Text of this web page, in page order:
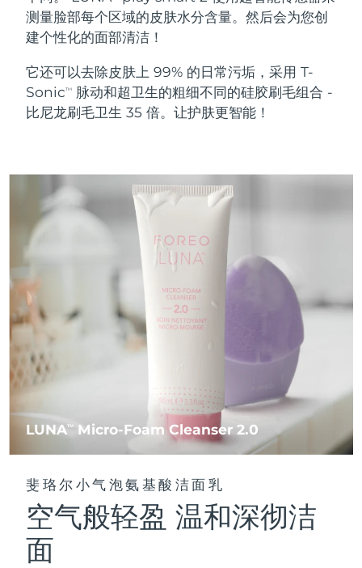
测量脸部每个区域的皮肤水分含量。然后会为您创
建个性化的面部清洁！
它还可以去除皮肤上 99% 的日常污垢，采用 T-
SonicTM
脉动和超卫生的粗细不同的硅胶刷毛组合 -
比尼龙刷毛卫生 35 倍。让护肤更智能！
LUNATM Micro-Foam Cleanser 2.0
斐珞尔小气泡氨基酸洁面乳
空气般轻盈 温和深彻洁
面
LUNA™ 4 套装
Anti-aging massage
LUNA™ 4 Plus
LUNA™ 4 Men
For men, anti-aging massage
LUNA™ 4 mini
For young skin, T-zone
LUNA™ 4 go
LUNA™ 护肤
Premium cleansers & balm
LUNA™ 设备
All facial cleansing devices
BEAR™ 2 套装
Microcurrent toning
BEAR™ 2 go
BEAR™ 2 eyes & lips
Microcurrent line smoothing device
面部提拉护理
Premium anti-aging skincare
BEAR™ 设备
补水保湿
UFO™ 3 套装
UFO™ 3 LED
Near-infrared and red light therapy
UFO™ 3 mini
Red light therapy device for young skin
Portable red light therapy
面膜
UFO™ 设备
口腔护理
issa™ 4
issa™ 4 plus
Smart hybrid silicone sonic toothbrush
issa™ 4 smile
Hybrid silicone sonic toothbrush
For ages 0-3
issa™ Teeth Whitening Set
ISSA™ 设备
抗老
FAQ™ 101
Clinical anti-aging
FAQ™ 102
FAQ™ 103
Luxurious clinical anti-aging set
FAQ™ P1 Primer
Manuka honey primer
LED治疗
NEW
FAQ™ 201
FAQ™ 202
FAQ™ 211
Anti-aging neck & décolleté LED mask
FAQ™ 221
Anti-aging LED hand mask
生发
LED hair strengthening scalp massager
FAQ™ Scalp Serum
FAQ™护肤品
肌肤年轻化
Full-Spectrum Red Light Therapy
FAQ™ 502
FAQ™ Red Light Serum
保健品
NEW
专业治疗
百慕大
波斯尼亚和黑塞哥维那 预计送达日期12/08/2026
文莱 预计送达日期
加拿大 预计送达日期
智利 预计送达日期
中国 预计送达日期09/08/2026
哥伦比亚 13/08/2026
克罗地亚 09/08/2026
塞浦路斯 10/08/2026
捷克 预计送达日期 09/08/2026
丹麦 预计送达日期09/08/2026
爱沙尼亚 预计送达日期
芬兰 预计送达日期09/08/2026